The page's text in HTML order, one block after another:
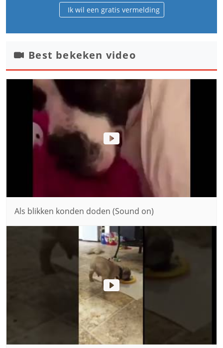
Ik wil een gratis vermelding
Best bekeken video
Als blikken konden doden (Sound on)